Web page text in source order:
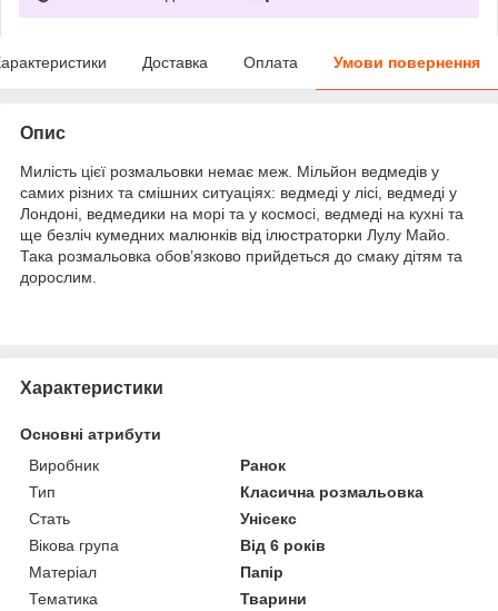
Доставка Оплата Умови повернення
Опис
Милість цієї розмальовки немає меж. Мільйон ведмедів у
самих різних та смішних ситуаціях: ведмеді у лісі, ведмеді у
Лондоні, ведмедики на морі та у космосі, ведмеді на кухні та
ще безліч кумедних малюнків від ілюстраторки Лулу Майо.
Така розмальовка обов’язково прийдеться до смаку дітям та
дорослим.
Характеристики
Основні атрибути
Виробник
Ранок
Тип
Класична розмальовка
Стать
Унісекс
Вікова група
Від 6 років
Матеріал
Папір
Тематика
Тварини